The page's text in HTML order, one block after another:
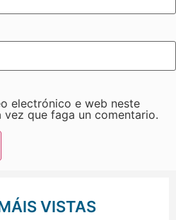
electrónico e web neste
que faga un comentario.
VISTAS